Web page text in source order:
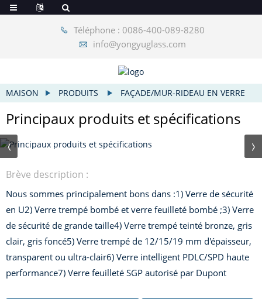
Téléphone : 0086-400-089-8280
info@yongyuglass.com
MAISON PRODUITS FAÇADE/MUR-RIDEAU EN VERRE
Principaux produits et spécifications
Brève description :
Nous sommes principalement bons dans :1) Verre de sécurité
en U2) Verre trempé bombé et verre feuilleté bombé ;3) Verre
de sécurité de grande taille4) Verre trempé teinté bronze, gris
clair, gris foncé5) Verre trempé de 12/15/19 mm d'épaisseur,
transparent ou ultra-clair6) Verre intelligent PDLC/SPD haute
performance7) Verre feuilleté SGP autorisé par Dupont